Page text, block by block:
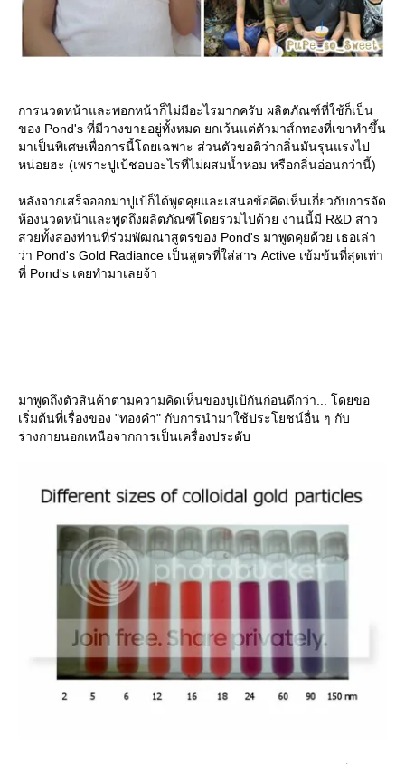
การนวดหน้าและพอกหน้าก็ไม่มีอะไรมากครับ ผลิตภัณฑ์ที่ใช้ก็เป็น
ของ Pond's ที่มีวางขายอยู่ทั้งหมด ยกเว้นแต่ตัวมาส์กทองที่เขาทำขึ้น
มาเป็นพิเศษเพื่อการนี้โดยเฉพาะ ส่วนตัวขอติว่ากลิ่นมันรุนแรงไป
หน่อยฮะ (เพราะปูเป้ชอบอะไรที่ไม่ผสมน้ำหอม หรือกลิ่นอ่อนกว่านี้)
หลังจากเสร็จออกมาปูเป้ก็ได้พูดคุยและเสนอข้อคิดเห็นเกี่ยวกับการจัด
ห้องนวดหน้าและพูดถึงผลิตภัณฑืโดยรวมไปด้วย งานนี้มี R&D สาว
สวยทั้งสองท่านที่ร่วมพัฒณาสูตรของ Pond's มาพูดคุยด้วย เธอเล่า
ว่า Pond's Gold Radiance เป็นสูตรที่ใส่สาร Active เข้มข้นที่สุดเท่า
ที่ Pond's เคยทำมาเลยจ้า
มาพูดถึงตัวสินค้าตามความคิดเห็นของปูเป้กันก่อนดีกว่า... โดยขอ
เริ่มต้นที่เรื่องของ "ทองคำ" กับการนำมาใช้ประโยชน์อื่น ๆ กับ
ร่างกายนอกเหนือจากการเป็นเครื่องประดับ